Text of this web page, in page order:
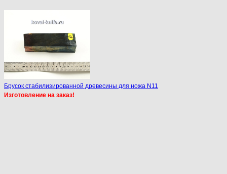
Брусок стабилизированной древесины для ножа N11
Изготовление на заказ!